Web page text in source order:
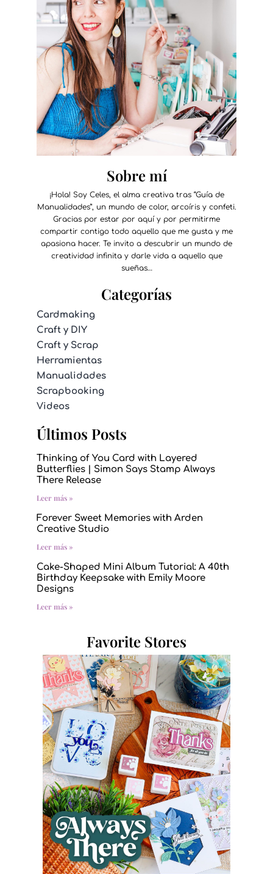
Sobre mí
¡Hola! Soy Celes, el alma creativa tras “Guía de
Manualidades”, un mundo de color, arcoíris y confeti.
Gracias por estar por aquí y por permitirme
compartir contigo todo aquello que me gusta y me
apasiona hacer. Te invito a descubrir un mundo de
creatividad infinita y darle vida a aquello que
sueñas…
Categorías
Cardmaking
Craft y DIY
Craft y Scrap
Herramientas
Manualidades
Scrapbooking
Videos
Últimos Posts
Thinking of You Card with Layered
Butterflies | Simon Says Stamp Always
There Release
Leer más »
Forever Sweet Memories with Arden
Creative Studio
Leer más »
Cake-Shaped Mini Album Tutorial: A 40th
Birthday Keepsake with Emily Moore
Designs
Leer más »
Favorite Stores